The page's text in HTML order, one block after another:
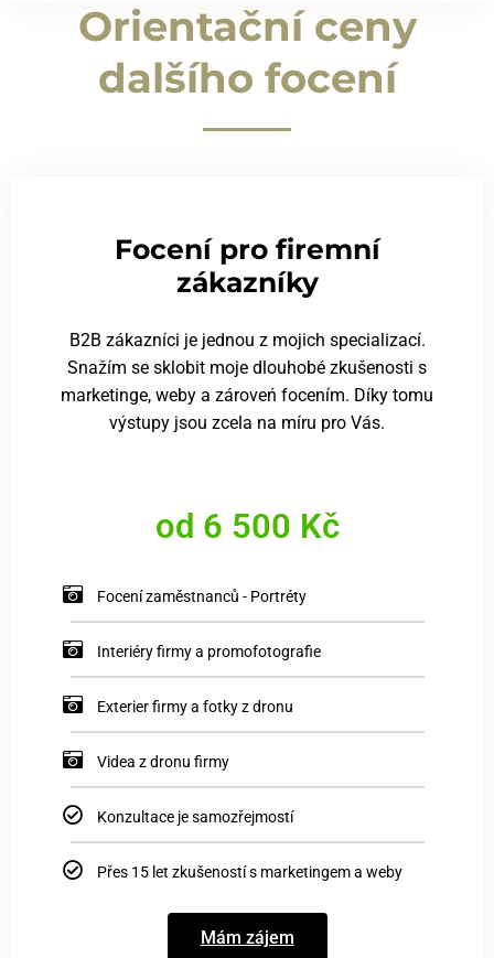
Orientační ceny
dalšího focení
Focení pro firemní
zákazníky
B2B zákazníci je jednou z mojich specializací.
Snažím se sklobit moje dlouhobé zkušenosti s
marketinge, weby a zároveń focením. Díky tomu
výstupy jsou zcela na míru pro Vás.
od 6 500 Kč
Focení zaměstnanců - Portréty
Interiéry firmy a promofotografie
Exterier firmy a fotky z dronu
Videa z dronu firmy
Konzultace je samozřejmostí
Přes 15 let zkušeností s marketingem a weby
Mám zájem